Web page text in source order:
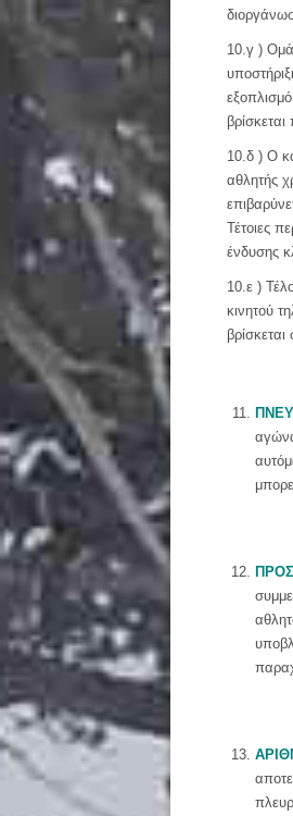
10.γ )
10.δ ) Ο
αθλητής
Τέτοιες
ένδυσης
10.ε )
κινητού